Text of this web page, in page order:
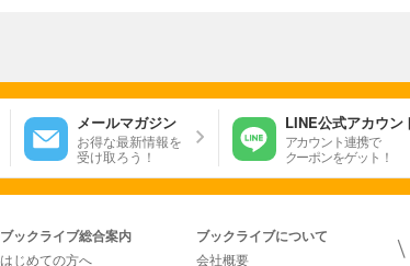
メールマガジン
お得な最新情報を
受け取ろう！
LINE公式アカウン
アカウント連携で
クーポンをゲット！
ブックライブ総合案内
はじめての方へ
ブックライブについて
会社概要